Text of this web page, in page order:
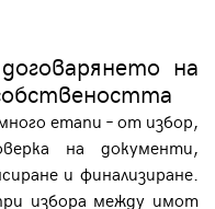
на
етапи – от избор,
на документи,
и финализиране.
избора между имот